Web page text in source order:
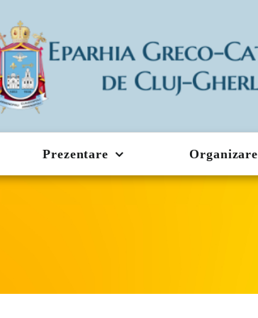
Prezentare Organizare